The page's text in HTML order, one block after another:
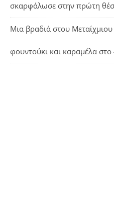
σκαρφάλωσε στην πρώτη
Μια βραδιά στου
φουντούκι και καραμέλα στο